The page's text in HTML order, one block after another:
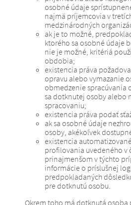
osobné údaje
najmä príjemcovia v
medzinárodných
ak je to možné,
ktorého sa osobné údaje
nie je možné, kritériá
obdobia;
existencia práva
opravu alebo vymazanie
obmedzenie spracúvania
sa dotknutej osoby alebo
spracovaniu;
existencia práva podať
ak sa osobné údaje
osoby, akékoľvek
existencia
profilovania uvedeného v
prinajmenšom v týchto
informácie o príslušnej
predpokladaných
pre dotknutú osobu.
Okrem toho má dotknutá osoba